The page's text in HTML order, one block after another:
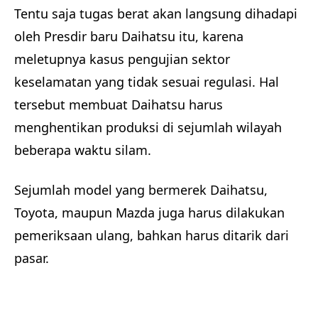
Tentu saja tugas berat akan langsung dihadapi
oleh Presdir baru Daihatsu itu, karena
meletupnya kasus pengujian sektor
keselamatan yang tidak sesuai regulasi. Hal
tersebut membuat Daihatsu harus
menghentikan produksi di sejumlah wilayah
beberapa waktu silam.
Sejumlah model yang bermerek Daihatsu,
Toyota, maupun Mazda juga harus dilakukan
pemeriksaan ulang, bahkan harus ditarik dari
pasar.